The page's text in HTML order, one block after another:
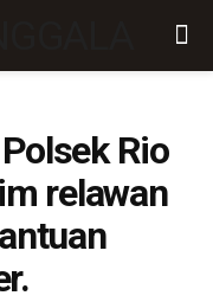
Rio
relawan